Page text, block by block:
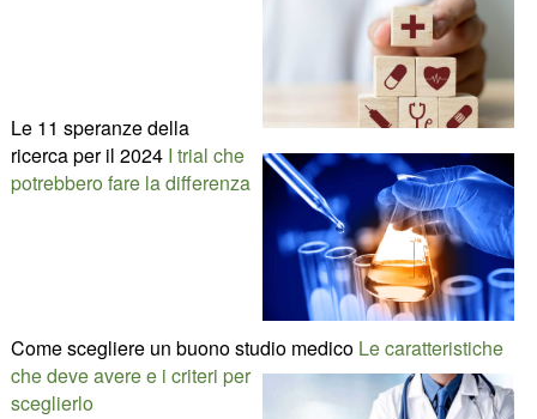
Le 11 speranze della
ricerca per il 2024 I trial che
potrebbero fare la differenza
Come scegliere un buono studio medico Le caratteristiche
che deve avere e i criteri per
sceglierlo